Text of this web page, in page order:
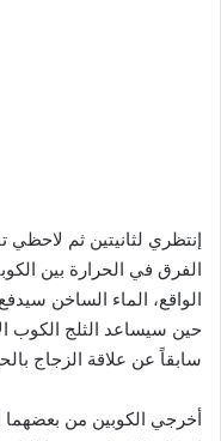
إنتظري لثانيتين ثم
الفرق في الحرارة بين
الواقع، الماء الساخن
حين سيساعد الثلج الكوب
سابقاً عن علاقة الزجاج
أخرجي الكوبين من